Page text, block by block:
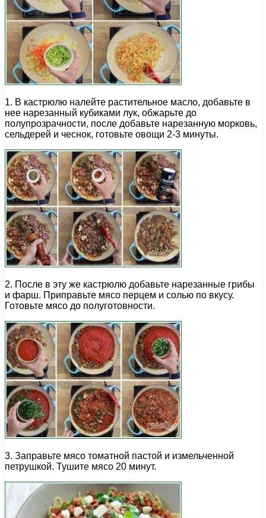
1. В кастрюлю налейте растительное масло, добавьте в
нее нарезанный кубиками лук, обжарьте до
полупрозрачности, после добавьте нарезанную морковь,
сельдерей и чеснок, готовьте овощи 2-3 минуты.
2. После в эту же кастрюлю добавьте нарезанные грибы
и фарш. Приправьте мясо перцем и солью по вкусу.
Готовьте мясо до полуготовности.
3. Заправьте мясо томатной пастой и измельченной
петрушкой. Тушите мясо 20 минут.